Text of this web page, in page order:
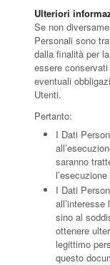
Ulteriori
Se non
Personali sono
dalla finalità per
essere
eventuali
Utenti.
Pertanto:
I Dati
saranno
I Dati
sino al
ottenere
legittimo
questo